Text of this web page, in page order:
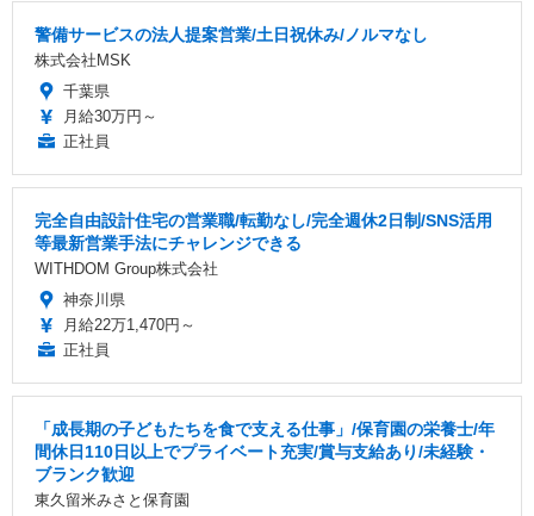
警備サービスの法人提案営業/土日祝休み/ノルマなし
株式会社MSK
千葉県
月給30万円～
正社員
完全自由設計住宅の営業職/転勤なし/完全週休2日制/SNS活用
等最新営業手法にチャレンジできる
WITHDOM Group株式会社
神奈川県
月給22万1,470円～
正社員
「成長期の子どもたちを食で支える仕事」/保育園の栄養士/年
間休日110日以上でプライベート充実/賞与支給あり/未経験・
ブランク歓迎
東久留米みさと保育園